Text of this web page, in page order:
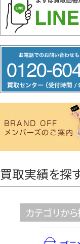
リ
ー
ヤ
買取実績を探
カテゴリか